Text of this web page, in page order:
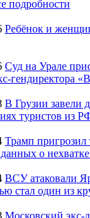
подробности
Ребёнок и
Суд на Урале
В Грузии завели
туристов из
Трамп
о
ВСУ атаковали
стал один из
Московский экс-